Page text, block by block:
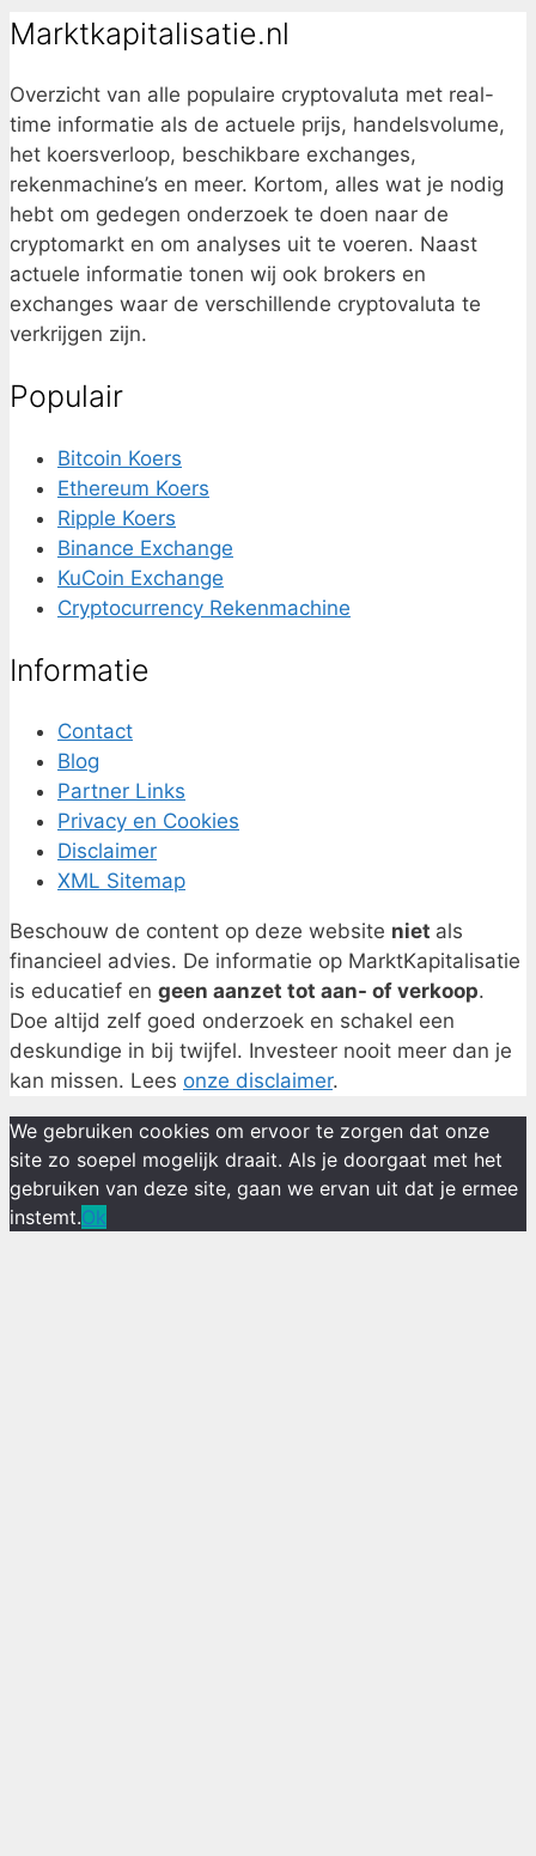
Marktkapitalisatie.nl
Overzicht van alle populaire cryptovaluta met real-
time informatie als de actuele prijs, handelsvolume,
het koersverloop, beschikbare exchanges,
rekenmachine’s en meer. Kortom, alles wat je nodig
hebt om gedegen onderzoek te doen naar de
cryptomarkt en om analyses uit te voeren. Naast
actuele informatie tonen wij ook brokers en
exchanges waar de verschillende cryptovaluta te
verkrijgen zijn.
Populair
Bitcoin Koers
Ethereum Koers
Ripple Koers
Binance Exchange
KuCoin Exchange
Cryptocurrency Rekenmachine
Informatie
Contact
Blog
Partner Links
Privacy en Cookies
Disclaimer
XML Sitemap
Beschouw de content op deze website niet als
financieel advies. De informatie op MarktKapitalisatie
is educatief en geen aanzet tot aan- of verkoop.
Doe altijd zelf goed onderzoek en schakel een
deskundige in bij twijfel. Investeer nooit meer dan je
kan missen. Lees onze disclaimer.
We gebruiken cookies om ervoor te zorgen dat onze
site zo soepel mogelijk draait. Als je doorgaat met het
gebruiken van deze site, gaan we ervan uit dat je ermee
instemt.Ok